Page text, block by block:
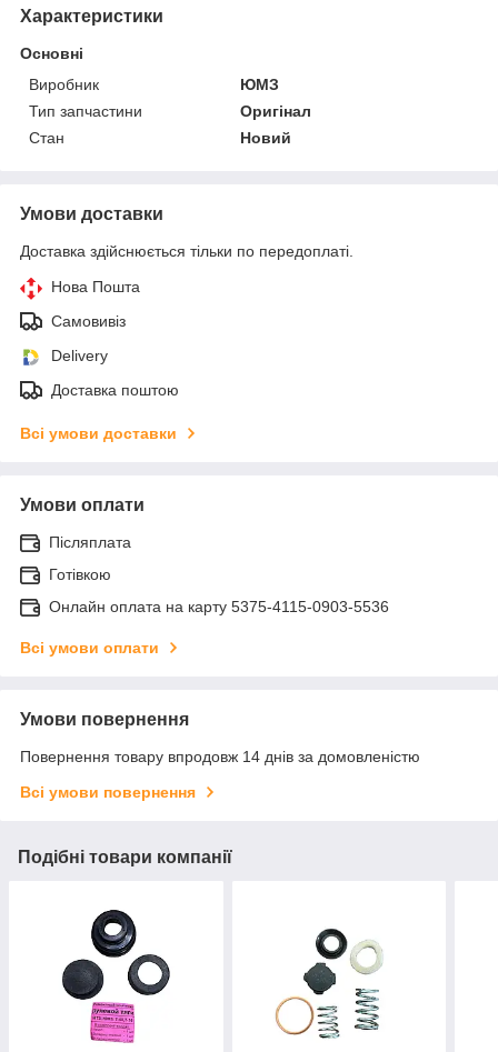
Характеристики
Основні
Виробник
ЮМЗ
Тип запчастини
Оригінал
Стан
Новий
Умови доставки
Доставка здійснюється тільки по передоплаті.
Нова Пошта
Самовивіз
Delivery
Доставка поштою
Всі умови доставки
Умови оплати
Післяплата
Готівкою
Онлайн оплата на карту 5375-4115-0903-5536
Всі умови оплати
Умови повернення
Повернення товару впродовж 14 днів за домовленістю
Всі умови повернення
Подібні товари компанії